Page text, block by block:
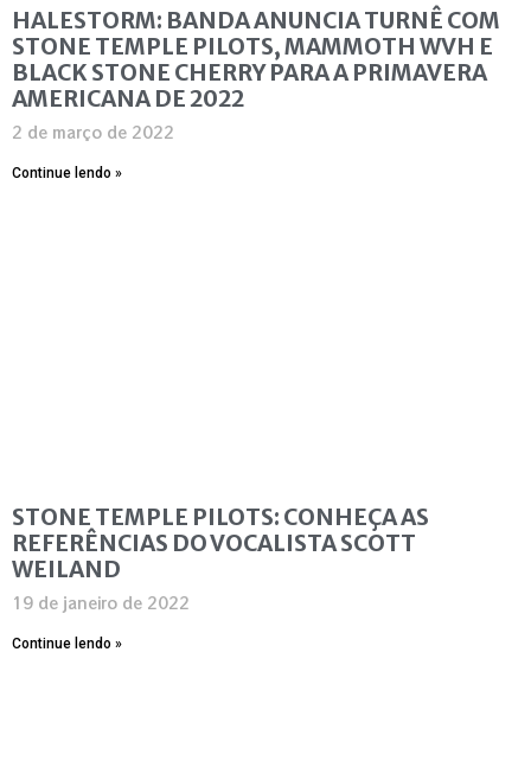
HALESTORM: BANDA ANUNCIA TURNÊ COM
STONE TEMPLE PILOTS, MAMMOTH WVH E
BLACK STONE CHERRY PARA A PRIMAVERA
AMERICANA DE 2022
2 de março de 2022
Continue lendo »
STONE TEMPLE PILOTS: CONHEÇA AS
REFERÊNCIAS DO VOCALISTA SCOTT
WEILAND
19 de janeiro de 2022
Continue lendo »